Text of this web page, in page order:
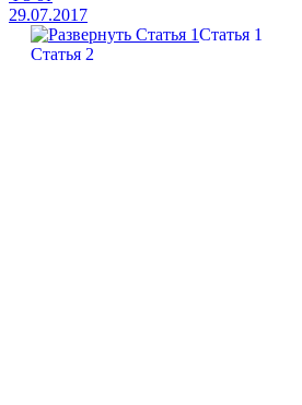
Статья 1
Статья 2